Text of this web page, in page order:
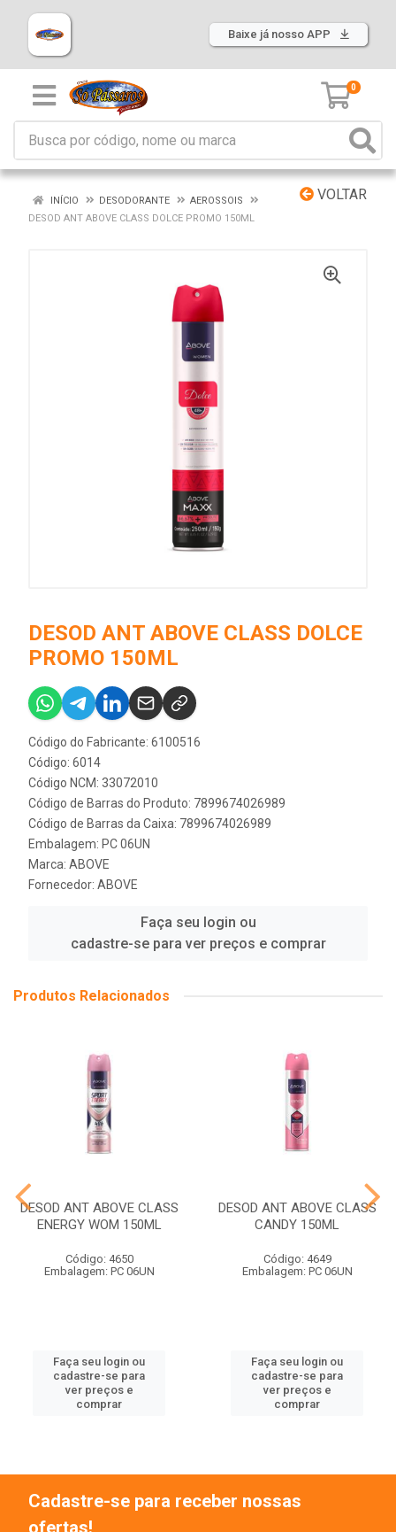
Baixe já nosso APP
0
VOLTAR
INÍCIO DESODORANTE
AEROSSOIS
DESOD ANT ABOVE CLASS DOLCE PROMO 150ML
DESOD ANT ABOVE CLASS DOLCE
PROMO 150ML
Código do Fabricante: 6100516
Código: 6014
Código NCM: 33072010
Código de Barras do Produto: 7899674026989
Código de Barras da Caixa: 7899674026989
Embalagem: PC 06UN
Marca: ABOVE
Fornecedor: ABOVE
Faça seu login ou
cadastre-se para ver preços e comprar
Produtos Relacionados
DESOD ANT ABOVE CLASS
ENERGY WOM 150ML
Código: 4650
Embalagem: PC 06UN
Faça seu login ou
cadastre-se para
ver preços e
comprar
DESOD ANT ABOVE CLASS
CANDY 150ML
Código: 4649
Embalagem: PC 06UN
Faça seu login ou
cadastre-se para
ver preços e
comprar
Cadastre-se para receber nossas
ofertas!